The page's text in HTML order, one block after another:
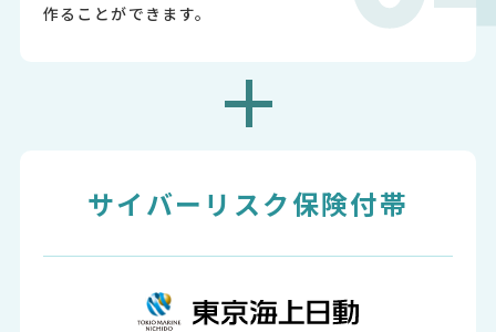
作ることができます。
サイバーリスク保険付帯